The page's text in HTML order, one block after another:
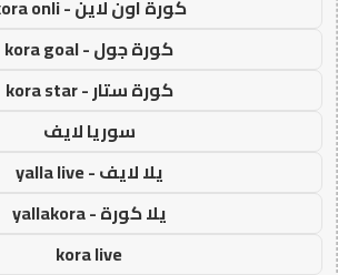
كورة اون لاين - kora onli
كورة جول - kora goal
كورة ستار - kora star
سوريا لايف
يلا لايف - yalla live
يلا كورة - yallakora
kora live